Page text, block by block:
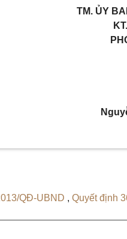
TM. ỦY
QĐ-UBND , Quyết định